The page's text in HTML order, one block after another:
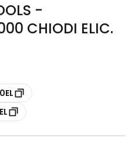
-
CHIODI ELIC.